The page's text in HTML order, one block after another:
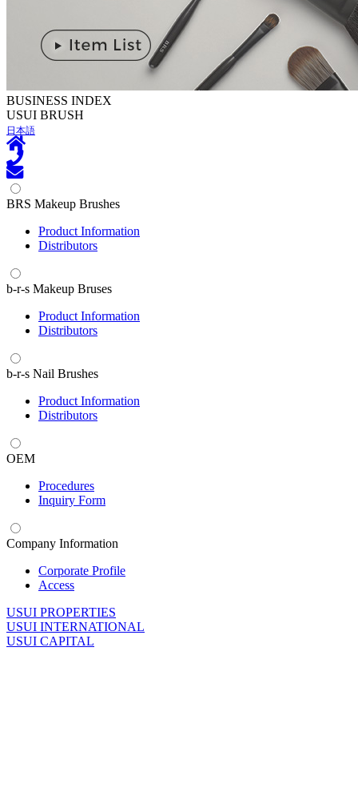
BUSINESS INDEX
USUI BRUSH
日本語
BRS Makeup Brushes
Product Information
Distributors
b-r-s Makeup Bruses
Product Information
Distributors
b-r-s Nail Brushes
Product Information
Distributors
OEM
Procedures
Inquiry Form
Company Information
Corporate Profile
Access
USUI PROPERTIES
USUI INTERNATIONAL
USUI CAPITAL